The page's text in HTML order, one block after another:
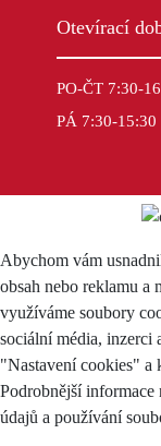
Otevírací
PO-ČT 7:30-
PÁ 7:30-15:30
Abychom vám
obsah nebo reklamu a
využíváme soubory
sociální média, inzerci
"Nastavení cookies" a
Podrobnější informace
údajů a používání